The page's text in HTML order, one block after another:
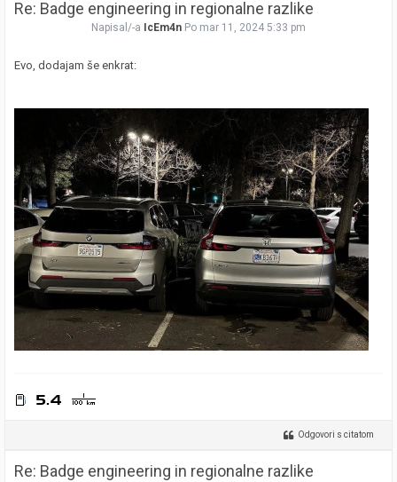
Re: Badge engineering in regionalne razlike
Napisal/-a IcEm4n Po mar 11, 2024 5:33 pm
Evo, dodajam še enkrat:
Odgovori s citatom
Re: Badge engineering in regionalne razlike